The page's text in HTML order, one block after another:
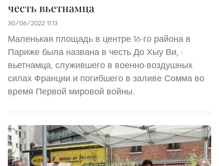
честь вьетнамца
30/06/2022 11:13
Маленькая площадь в центре 16-го района в
Париже была названа в честь До Хыу Ви, -
вьетнамца, служившего в военно-воздушных
силах Франции и погибшего в заливе Сомма во
время Первой мировой войны.